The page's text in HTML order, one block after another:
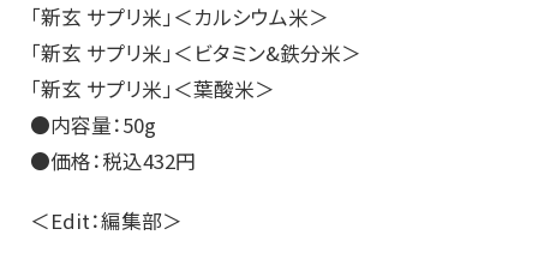
「新玄 サプリ米」＜カルシウム米＞
「新玄 サプリ米」＜ビタミン&鉄分米＞
「新玄 サプリ米」＜葉酸米＞
●内容量：50g
●価格：税込432円
＜Edit：編集部＞